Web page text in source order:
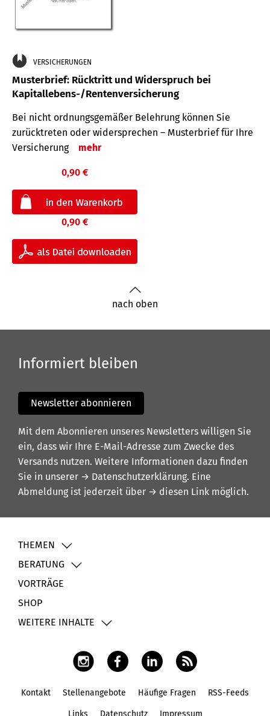
VERSICHERUNGEN
Musterbrief: Rücktritt und Widerspruch bei
Kapitallebens-/Rentenversicherung
Bei nicht ordnungsgemäßer Belehrung können Sie
zurücktreten oder widersprechen – Musterbrief für Ihre
Versicherung
mehr
0,90 €
0,90 €
nach oben
Informiert bleiben
Newsletter abonnieren
Mit dem Abonnieren unseres Newsletters willigen Sie
ein, dass wir Ihre E-Mail-Adresse zum Zwecke des
Versands nutzen. Weitere Informationen dazu finden
Sie in unserer → Datenschutzerklärung. Eine
Abmeldung ist jederzeit über → diesen Link möglich.
THEMEN
BERATUNG
VORTRÄGE
SHOP
WEITERE INHALTE
Kontakt Stellenangebote Häufige Fragen RSS-Feeds